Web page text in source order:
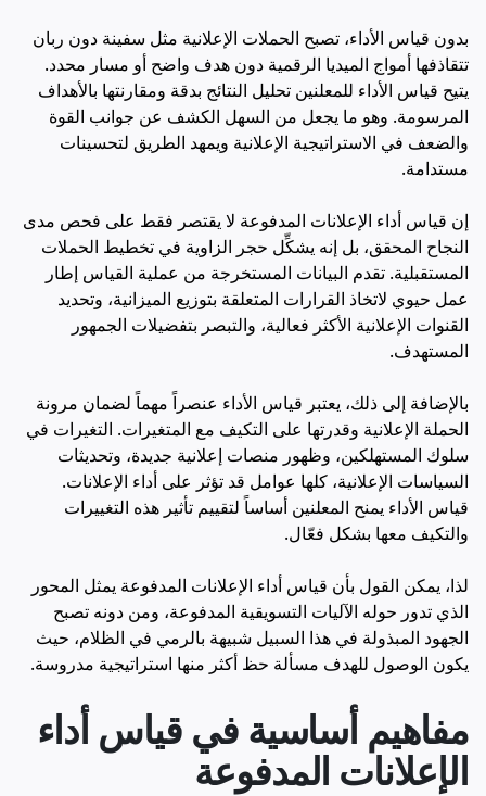
بدون قياس الأداء، تصبح الحملات الإعلانية مثل سفينة دون ربان
تتقاذفها أمواج الميديا الرقمية دون هدف واضح أو مسار محدد.
يتيح قياس الأداء للمعلنين تحليل النتائج بدقة ومقارنتها بالأهداف
المرسومة. وهو ما يجعل من السهل الكشف عن جوانب القوة
والضعف في الاستراتيجية الإعلانية ويمهد الطريق لتحسينات
مستدامة.
إن قياس أداء الإعلانات المدفوعة لا يقتصر فقط على فحص مدى
النجاح المحقق، بل إنه يشكِّل حجر الزاوية في تخطيط الحملات
المستقبلية. تقدم البيانات المستخرجة من عملية القياس إطار
عمل حيوي لاتخاذ القرارات المتعلقة بتوزيع الميزانية، وتحديد
القنوات الإعلانية الأكثر فعالية، والتبصر بتفضيلات الجمهور
المستهدف.
بالإضافة إلى ذلك، يعتبر قياس الأداء عنصراً مهماً لضمان مرونة
الحملة الإعلانية وقدرتها على التكيف مع المتغيرات. التغيرات في
سلوك المستهلكين، وظهور منصات إعلانية جديدة، وتحديثات
السياسات الإعلانية، كلها عوامل قد تؤثر على أداء الإعلانات.
قياس الأداء يمنح المعلنين أساساً لتقييم تأثير هذه التغييرات
والتكيف معها بشكل فعّال.
لذا، يمكن القول بأن قياس أداء الإعلانات المدفوعة يمثل المحور
الذي تدور حوله الآليات التسويقية المدفوعة، ومن دونه تصبح
الجهود المبذولة في هذا السبيل شبيهة بالرمي في الظلام، حيث
يكون الوصول للهدف مسألة حظ أكثر منها استراتيجية مدروسة.
مفاهيم أساسية في قياس أداء
الإعلانات المدفوعة